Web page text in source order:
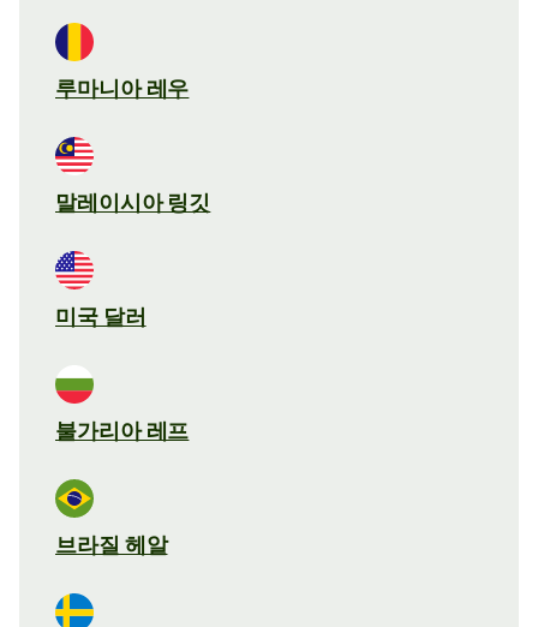
루마니아 레우
말레이시아 링깃
미국 달러
불가리아 레프
브라질 헤알